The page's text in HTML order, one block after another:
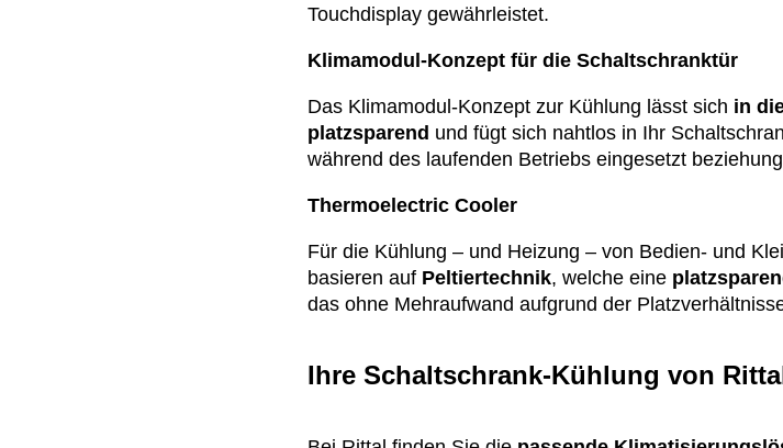
Touchdisplay gewährleistet.
Klimamodul-Konzept für die Schaltschranktür
Das Klimamodul-Konzept zur Kühlung lässt sich in
platzsparend und fügt sich nahtlos in Ihr
während des laufenden Betriebs eingesetzt
Thermoelectric Cooler
Für die Kühlung – und Heizung – von Bedien- und
basieren auf Peltiertechnik, welche eine
das ohne Mehraufwand aufgrund der
Ihre Schaltschrank-Kühlung von